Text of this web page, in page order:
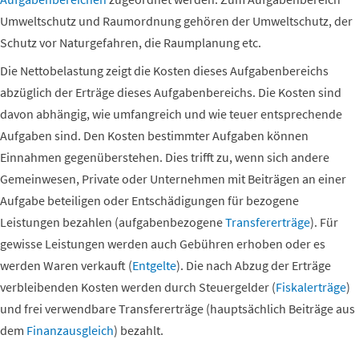
Umweltschutz und Raumordnung gehören der Umweltschutz, der
Schutz vor Naturgefahren, die Raumplanung etc.
Die Nettobelastung zeigt die Kosten dieses Aufgabenbereichs
abzüglich der Erträge dieses Aufgabenbereichs. Die Kosten sind
davon abhängig, wie umfangreich und wie teuer entsprechende
Aufgaben sind. Den Kosten bestimmter Aufgaben können
Einnahmen gegenüberstehen. Dies trifft zu, wenn sich andere
Gemeinwesen, Private oder Unternehmen mit Beiträgen an einer
Aufgabe beteiligen oder Entschädigungen für bezogene
Leistungen bezahlen (aufgabenbezogeneTransfererträge). Für
gewisse Leistungen werden auch Gebühren erhoben oder es
werden Waren verkauft (Entgelte). Die nach Abzug der Erträge
verbleibenden Kosten werden durch Steuergelder (Fiskalerträge)
und frei verwendbare Transfererträge (hauptsächlich Beiträge aus
dem Finanzausgleich) bezahlt.